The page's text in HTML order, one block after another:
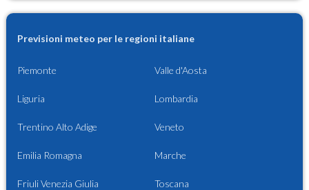
Previsioni meteo per le regioni italiane
Piemonte Valle d'Aosta
Liguria Lombardia
Trentino Alto Adige Veneto
Emilia Romagna Marche
Friuli Venezia Giulia Toscana